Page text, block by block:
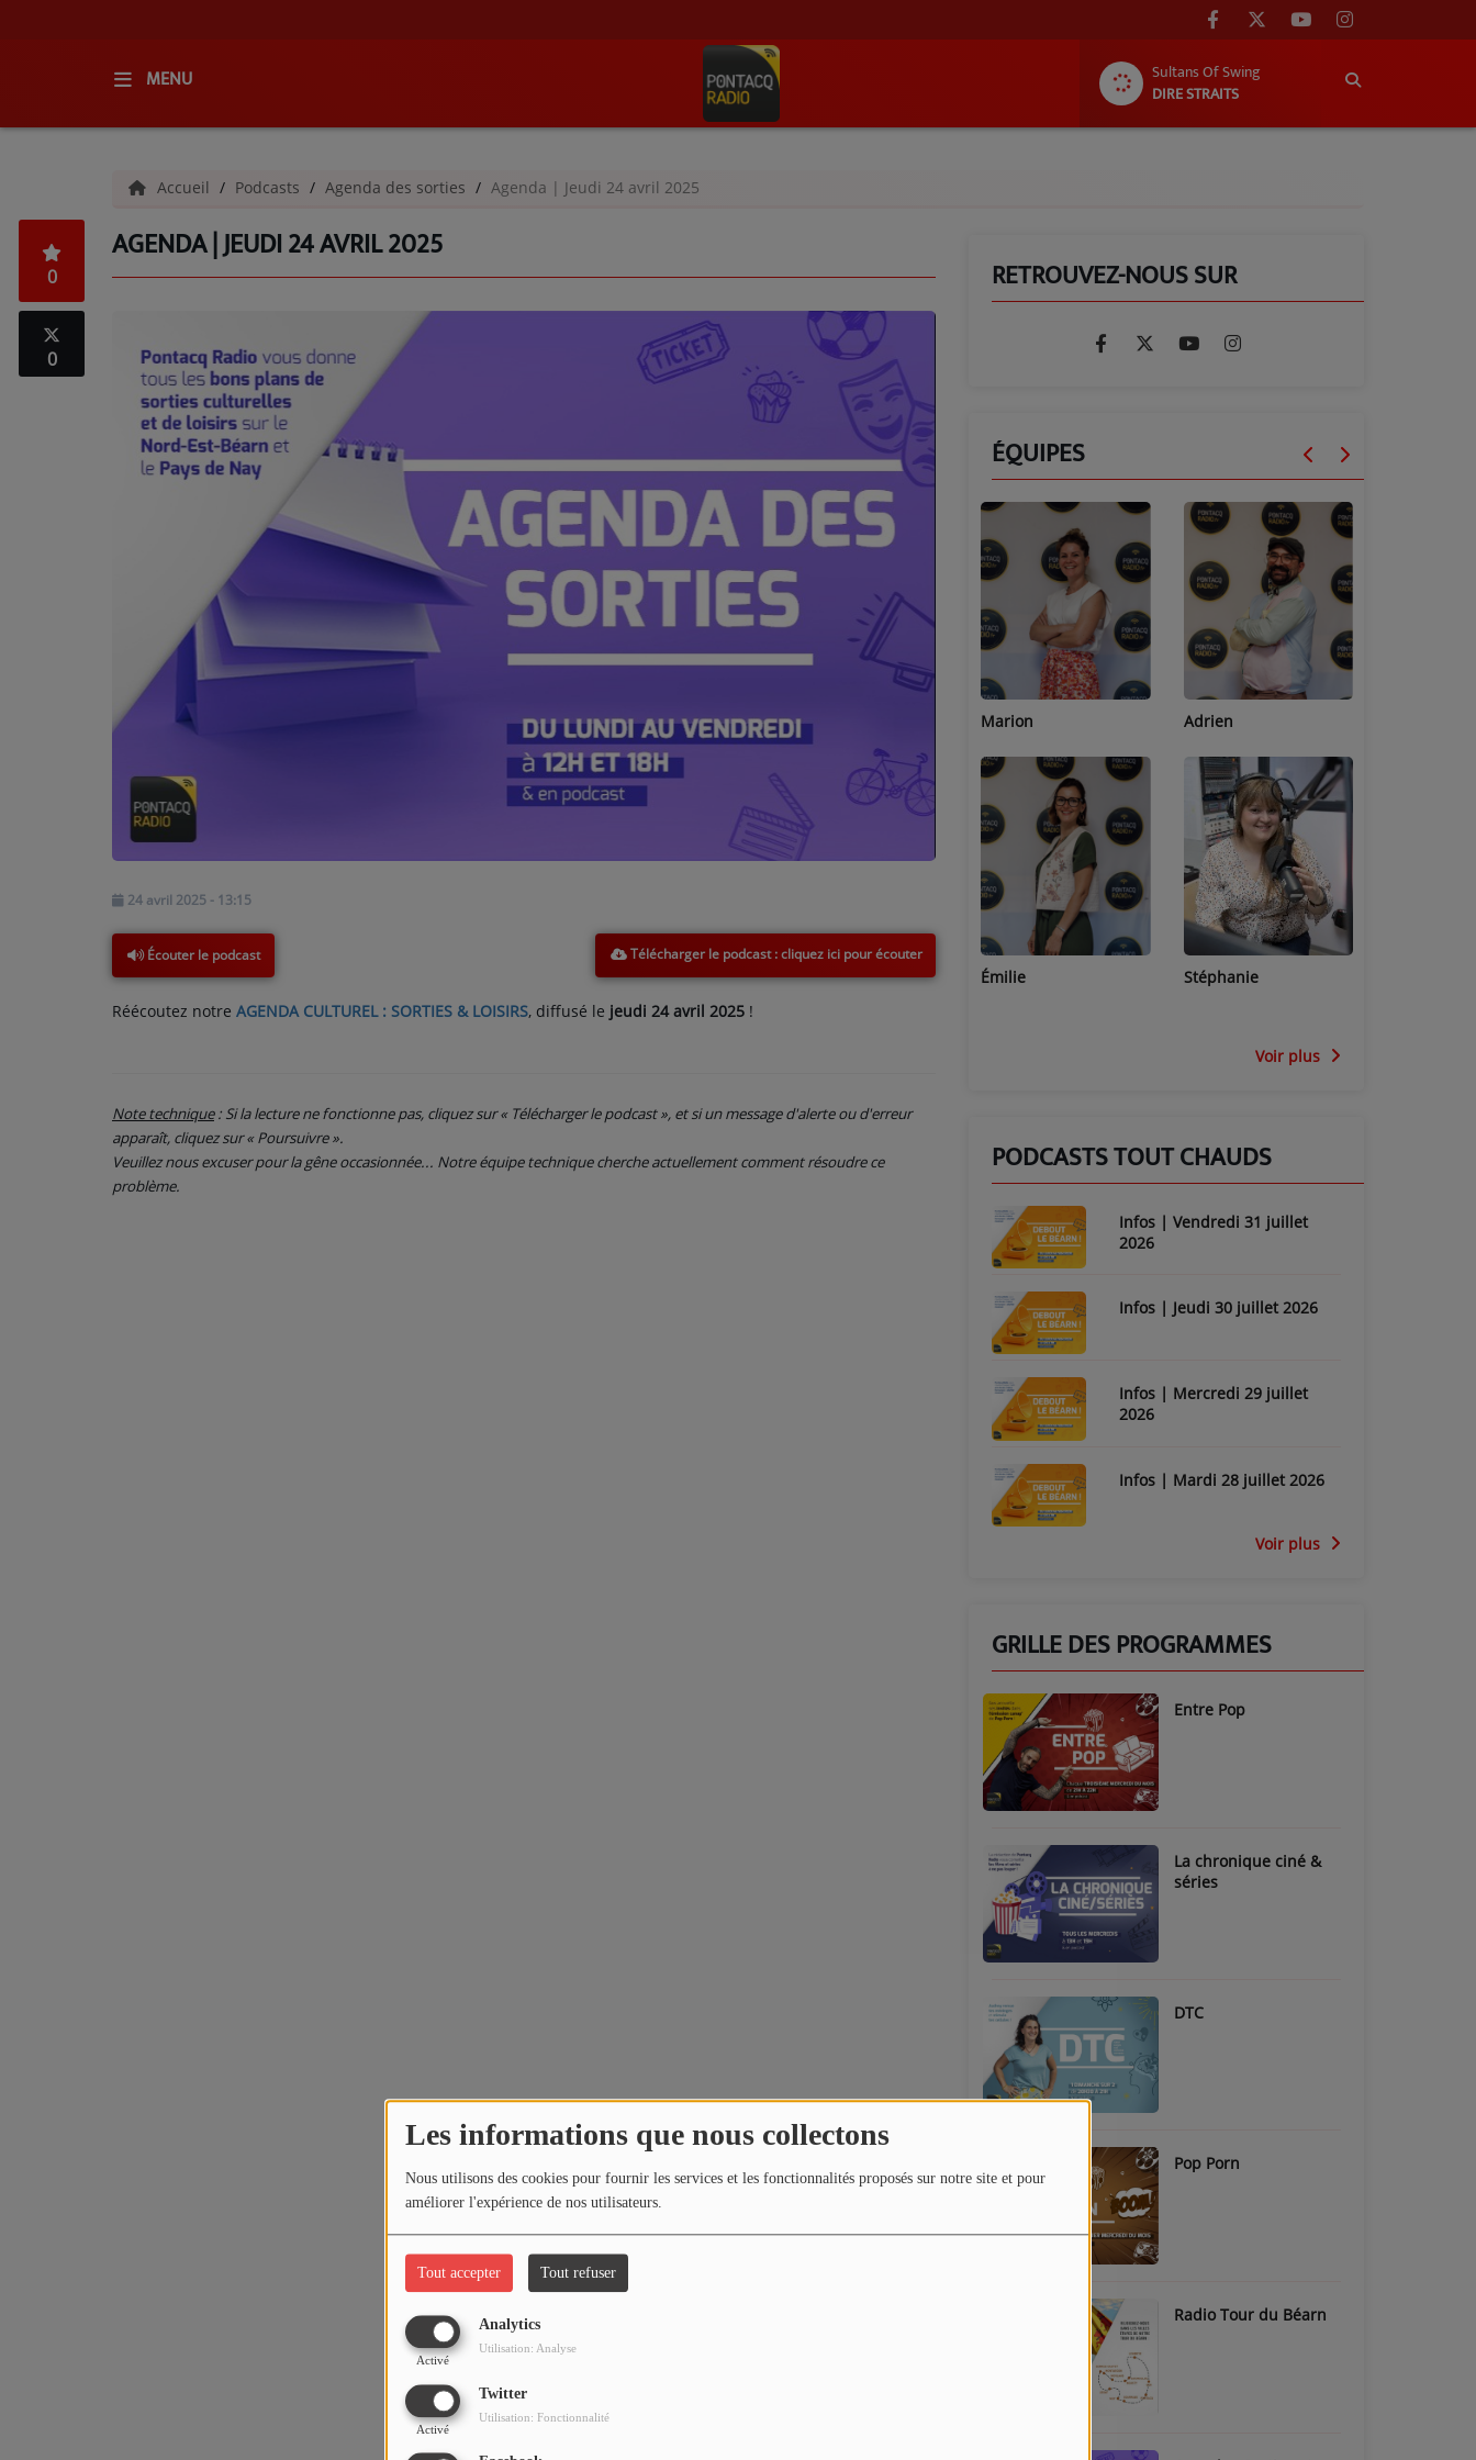
Les informations que nous collectons
Nous utilisons des cookies pour fournir les services et les fonctionnalités proposés sur notre site et pour
améliorer l'expérience de nos utilisateurs.
Tout accepter Tout refuser
Analytics
Activé
Utilisation: Analyse
Twitter
Activé
Utilisation: Fonctionnalité
MENU
Sultans Of Swing
DIRE STRAITS
QUI SOMMES-NOUS ?
GRILLE DES PROGRAMMES
C'ÉTAIT QUOI CE TITRE ?
VOS ÉMISSIONS EN IMAGES
ANNONCEURS & ESPACE PRO
VOTRE PUBLICITÉ SUR PONTACQ RADIO
LOCATION DE STUDIOS
ÉDUCATION AUX MÉDIAS ET À
L'INFORMATION
EN QUOI ÇA CONSISTE ?
ÉCOUTEZ LES PRODUCTIONS
RECRUTEMENT
VENEZ DANS LE PUBLIC !
Accueil Podcasts Agenda des sorties Agenda | Jeudi 24 avril 2025
AGENDA | JEUDI 24 AVRIL 2025
0
0
24 avril 2025 - 13:15
Écouter le podcast Télécharger le podcast
Réécoutez notre AGENDA CULTUREL : SORTIES & LOISIRS, diffusé le jeudi 24 avril 2025 !
Note technique: Si la lecture ne fonctionne pas, cliquez sur « Télécharger le podcast », et si un message d'alerte ou d'erreur
apparaît, cliquez sur « Poursuivre ».
Veuillez nous excuser pour la gêne occasionnée... Notre équipe technique cherche actuellement comment résoudre ce
problème.
RETROUVEZ-NOUS SUR
ÉQUIPES
Marion
Émilie
Adrien
Stéphanie
Lucas
Jean-Michel
Voir plus
PODCASTS TOUT CHAUDS
Infos | Vendredi 31 juillet
2026
Infos | Jeudi 30 juillet 2026
Infos | Mercredi 29 juillet
2026
Infos | Mardi 28 juillet 2026
Voir plus
GRILLE DES PROGRAMMES
Entre Pop
La chronique ciné &
séries
DTC
Pop Porn
Radio Tour du Béarn